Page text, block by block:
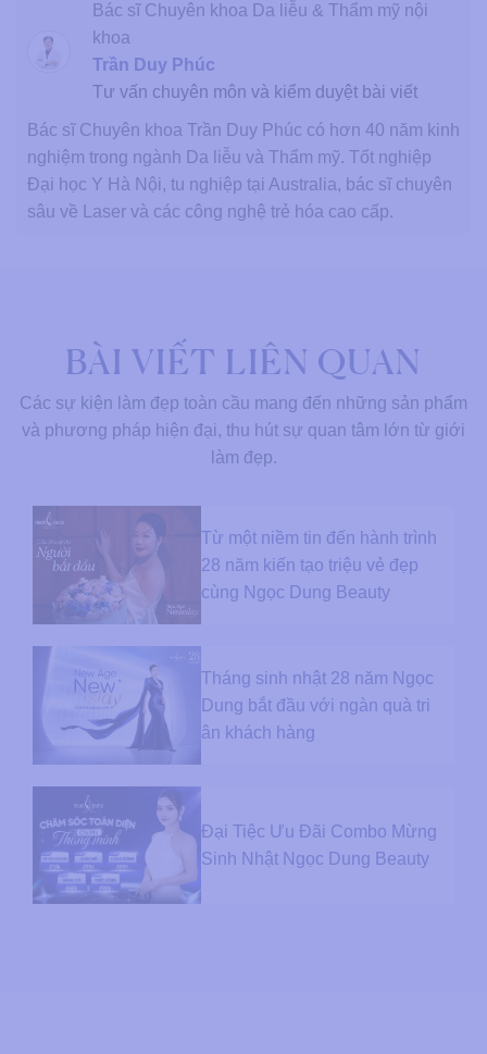
Bác sĩ Chuyên khoa Da liễu & Thẩm mỹ nội
khoa
Trần Duy Phúc
Tư vấn chuyên môn và kiểm duyệt bài viết
Bác sĩ Chuyên khoa Trần Duy Phúc có hơn 40 năm kinh
nghiệm trong ngành Da liễu và Thẩm mỹ. Tốt nghiệp
Đại học Y Hà Nội, tu nghiệp tại Australia, bác sĩ chuyên
sâu về Laser và các công nghệ trẻ hóa cao cấp.
BÀI VIẾT LIÊN QUAN
Các sự kiện làm đẹp toàn cầu mang đến những sản phẩm
và phương pháp hiện đại, thu hút sự quan tâm lớn từ giới
làm đẹp.
Từ một niềm tin đến hành trình
28 năm kiến tạo triệu vẻ đẹp
cùng Ngọc Dung Beauty
Tháng sinh nhật 28 năm Ngọc
Dung bắt đầu với ngàn quà tri
ân khách hàng
Đại Tiệc Ưu Đãi Combo Mừng
Sinh Nhật Ngọc Dung Beauty